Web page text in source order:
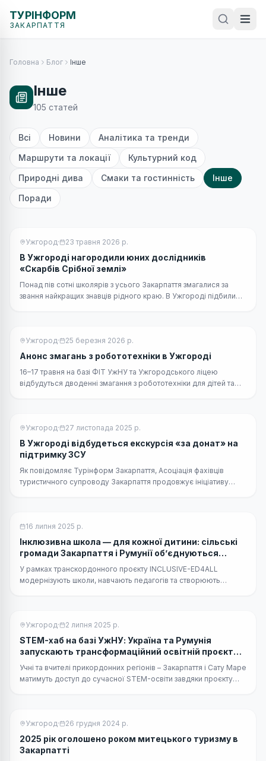
ТУРІНФОРМ
ЗАКАРПАТТЯ
Головна Блог Інше
Інше
105 статей
Всі Новини
Аналітика та тренди
Маршрути та локації
Культурний код
Природні дива
Смаки та гостинність
Інше
Поради
Ужгород· 23 травня 2026 р.
В Ужгороді нагородили юних дослідників
«Скарбів Срібної землі»
Понад пів сотні школярів з усього Закарпаття змагалися за
звання найкращих знавців рідного краю. В Ужгороді підбили
Ужгород· 25 березня 2026 р.
Анонс змагань з робототехніки в Ужгороді
16–17 травня на базі ФІТ УжНУ та Ужгородського ліцею
відбудуться дводенні змагання з робототехніки для дітей та
Ужгород· 27 листопада 2025 р.
В Ужгороді відбудеться екскурсія «за донат» на
підтримку ЗСУ
Як повідомляє Турінформ Закарпаття, Асоціація фахівців
туристичного супроводу Закарпаття продовжує ініціативу
16 липня 2025 р.
Інклюзивна школа — для кожної дитини: сільські
громади Закарпаття і Румунії об’єднуються
заради якісної освіти
У рамках транскордонного проєкту INCLUSIVE-ED4ALL
модернізують школи, навчають педагогів та створюють
Ужгород· 2 липня 2025 р.
STEM-хаб на базі УжНУ: Україна та Румунія
запускають трансформаційний освітній проєкт
для прикордонних регіонів
Учні та вчителі прикордонних регіонів – Закарпаття і Сату Маре
матимуть доступ до сучасної STEM-освіти завдяки проєкту
Ужгород· 26 грудня 2024 р.
2025 рік оголошено роком митецького туризму в
Закарпатті